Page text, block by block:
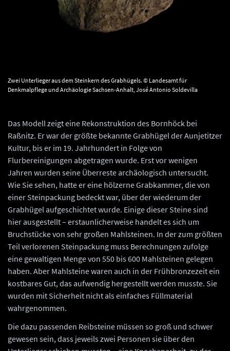
Zwei Unterlieger aus dem Steinkern des Grabhügels. © Landesamt für
Denkmalpflege und Archäologie Sachsen-Anhalt, José Antonio Soldevilla
Das Modell zeigt eine Rekonstruktion des Bornhöck bei
Raßnitz. Er war der größte bekannte Grabhügel der Aunjetitzer
Kultur, bis er im 19. Jahrhundert in Folge von
Flurbereinigungen abgetragen wurde. Erst vor wenigen
Jahren wurden seine Überreste archäologisch untersucht.
Wie Sie sehen, hatte er eine hölzerne Grabkammer, die von
einer Steinpackung bedeckt war, über der wiederum der
Grabhügel aufgeschichtet wurde. Einige dieser Steine sind
hier ausgestellt – erstaunlicherweise handelt es sich um
Bruchstücke von sehr großen Mahlsteinen. In der zum größten
Teil verlorenen Steinpackung muss Berechnungen zufolge
eine gewaltigen Menge von 550 bis 600 Mahlsteinen gelegen
haben. Aber Mahlsteine waren auch in der Frühbronzezeit ein
kostbares Gut, das aufwendig hergestellt werden musste. Sie
wurden mit Sicherheit nicht als einfaches Füllmaterial
wahrgenommen.
Die dazu passenden Reibsteine müssen so groß und schwer
gewesen sein, dass jeweils zwei Personen sie über den